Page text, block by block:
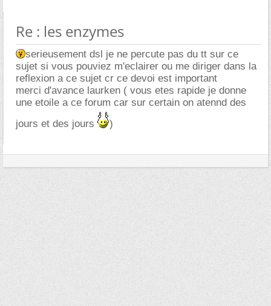
Re : les enzymes
serieusement dsl je ne percute pas du tt sur ce
sujet si vous pouviez m'eclairer ou me diriger dans la
reflexion a ce sujet cr ce devoi est important
merci d'avance laurken ( vous etes rapide je donne
une etoile a ce forum car sur certain on atennd des
jours et des jours
)